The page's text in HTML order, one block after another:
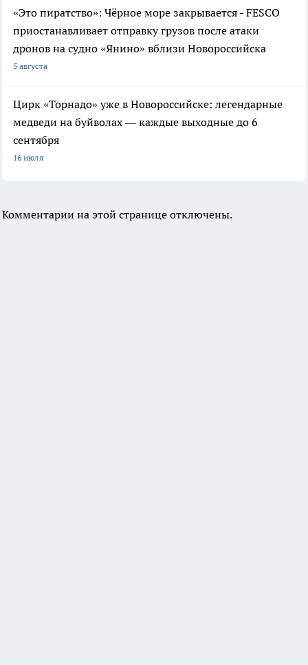
«Это пиратство»: Чёрное море закрывается - FESCO
приостанавливает отправку грузов после атаки
дронов на судно «Янино» вблизи Новороссийска
5 августа
Цирк «Торнадо» уже в Новороссийске: легендарные
медведи на буйволах — каждые выходные до 6
сентября
16 июля
Комментарии на этой странице отключены.